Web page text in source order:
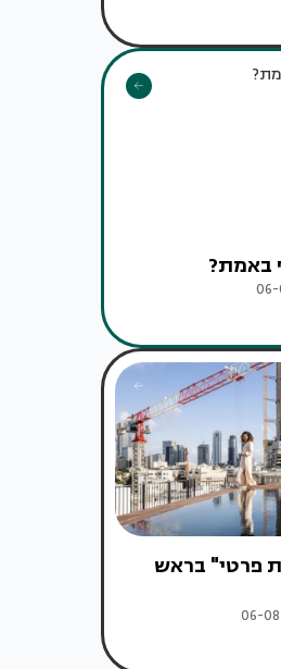
באמת?
06-
ה-18: "בית פרטי" בראש
06-